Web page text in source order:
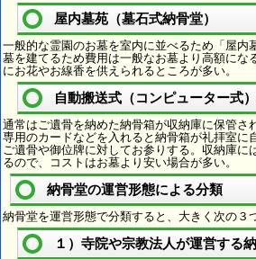
屋内墓苑（墓石式納骨堂）
一般的な霊園のお墓を室内に並べるため「屋内
墓を建てるため費用は一般なお墓より高額にな
にお花やお線香を供えられるところが多い。
自動搬送式（コンピューター式
通常はご遺骨を納めた納骨箱が収納庫に保管さ
専用のカードなどを入れると納骨箱が礼拝室に
ご遺骨や御位牌に対してお参りする。収納庫に
るので、コストはお墓より安い場合が多い。
納骨堂の運営形態による分類
納骨堂を運営形態で分類すると、大きく次の３
１）寺院や宗教法人が運営する